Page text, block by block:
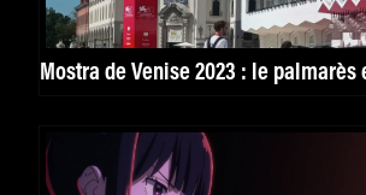
Mostra de Venise 2023 : le palmarès